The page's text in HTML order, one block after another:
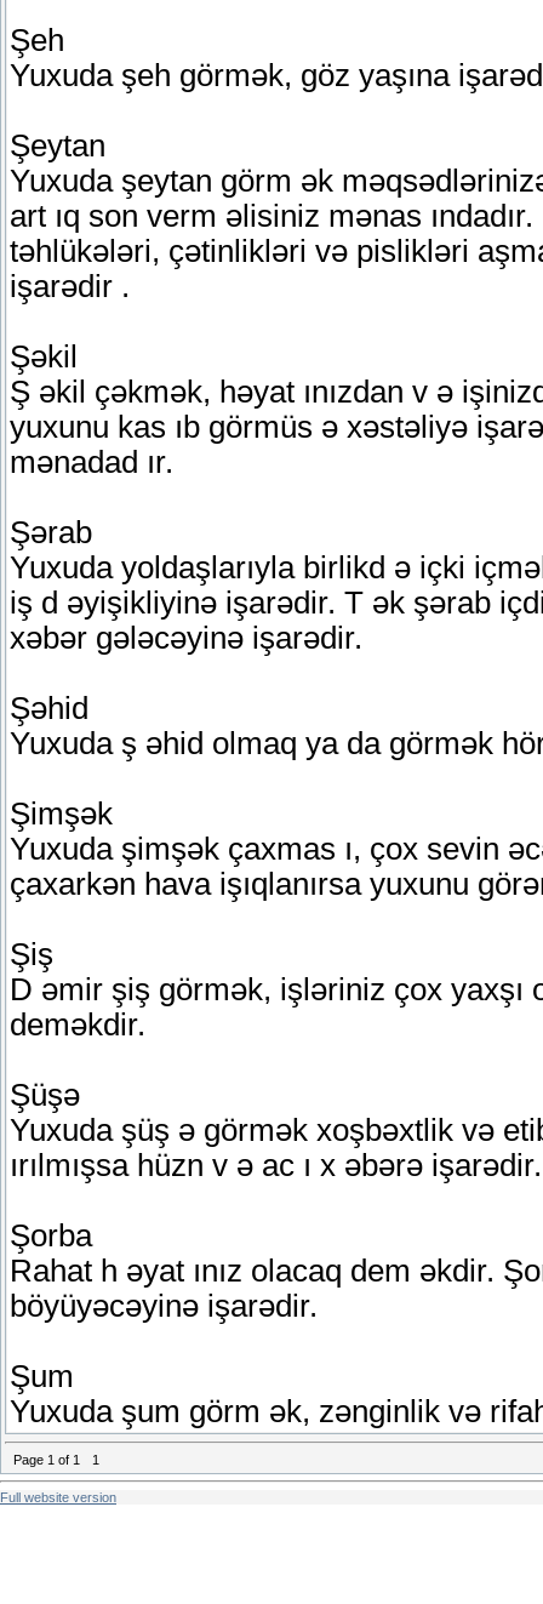
Şeh
Yuxuda şeh görmək, göz yaşına
Şeytan
Yuxuda şeytan görm ək
art ıq son verm əlisiniz mənas
təhlükələri, çətinlikləri və pislikləri
işarədir .
Şəkil
Ş əkil çəkmək, həyat ınızdan v ə
yuxunu kas ıb görmüs ə xəstəliyə
mənadad ır.
Şərab
Yuxuda yoldaşlarıyla birlikd ə içki
iş d əyişikliyinə işarədir. T ək şərab
xəbər gələcəyinə işarədir.
Şəhid
Yuxuda ş əhid olmaq ya da görmək
Şimşək
Yuxuda şimşək çaxmas ı, çox sevin
çaxarkən hava işıqlanırsa yuxunu
Şiş
D əmir şiş görmək, işləriniz çox yaxşı
deməkdir.
Şüşə
Yuxuda şüş ə görmək xoşbəxtlik və
ırılmışsa hüzn v ə ac ı x əbərə işarədir.
Şorba
Rahat h əyat ınız olacaq dem əkdir.
böyüyəcəyinə işarədir.
Şum
Yuxuda şum görm ək, zənginlik və
Page 1 of 1 1
Full website version